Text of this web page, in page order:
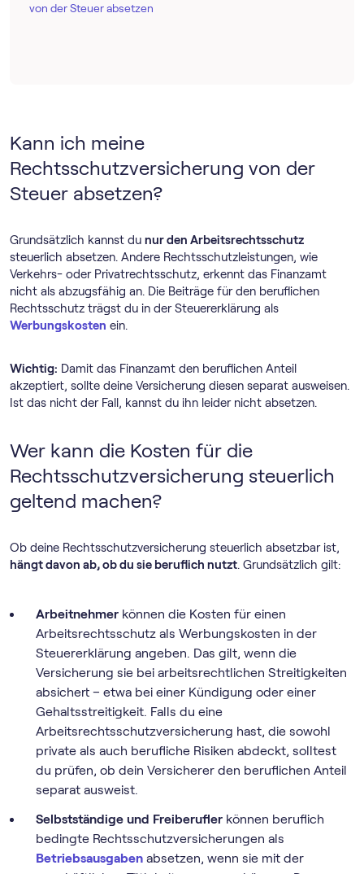
von der Steuer absetzen
Kann ich meine
Rechtsschutzversicherung von der
Steuer absetzen?
Grundsätzlich kannst du nur den Arbeitsrechtsschutz
steuerlich absetzen. Andere Rechtsschutzleistungen, wie
Verkehrs- oder Privatrechtsschutz, erkennt das Finanzamt
nicht als abzugsfähig an. Die Beiträge für den beruflichen
Rechtsschutz trägst du in der Steuererklärung als
Werbungskosten ein.
Wichtig: Damit das Finanzamt den beruflichen Anteil
akzeptiert, sollte deine Versicherung diesen separat ausweisen.
Ist das nicht der Fall, kannst du ihn leider nicht absetzen.
Wer kann die Kosten für die
Rechtsschutzversicherung steuerlich
geltend machen?
Ob deine Rechtsschutzversicherung steuerlich absetzbar ist,
hängt davon ab, ob du sie beruflich nutzt. Grundsätzlich gilt:
Arbeitnehmer können die Kosten für einen
Arbeitsrechtsschutz als Werbungskosten in der
Steuererklärung angeben. Das gilt, wenn die
Versicherung sie bei arbeitsrechtlichen Streitigkeiten
absichert – etwa bei einer Kündigung oder einer
Gehaltsstreitigkeit. Falls du eine
Arbeitsrechtsschutzversicherung hast, die sowohl
private als auch berufliche Risiken abdeckt, solltest
du prüfen, ob dein Versicherer den beruflichen Anteil
separat ausweist.
Selbstständige und Freiberufler können beruflich
bedingte Rechtsschutzversicherungen als
Betriebsausgaben absetzen, wenn sie mit der